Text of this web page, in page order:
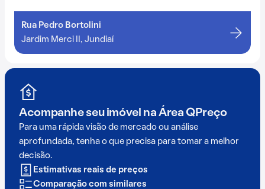
Rua Pedro Bortolini
Jardim Merci II, Jundiaí
Acompanhe seu imóvel na Área QPreço
Para uma rápida visão de mercado ou análise
aprofundada, tenha o que precisa para tomar a melhor
decisão.
Estimativas reais de preços
Comparação com similares